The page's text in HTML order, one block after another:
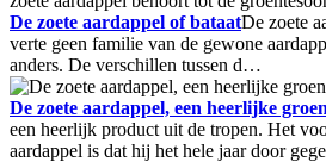
De zoete aardappel of bataatDe zoete
verte geen familie van de gewone
anders. De verschillen tussen d…
De zoete aardappel, een heerlijke
een heerlijk product uit de tropen. Het
aardappel is dat hij het hele jaar door